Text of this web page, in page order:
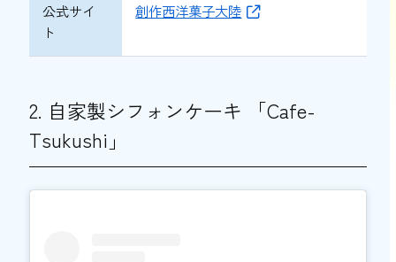
公式サイ
ト
創作西洋菓子大陸
2. 自家製シフォンケーキ 「Cafe-
Tsukushi」